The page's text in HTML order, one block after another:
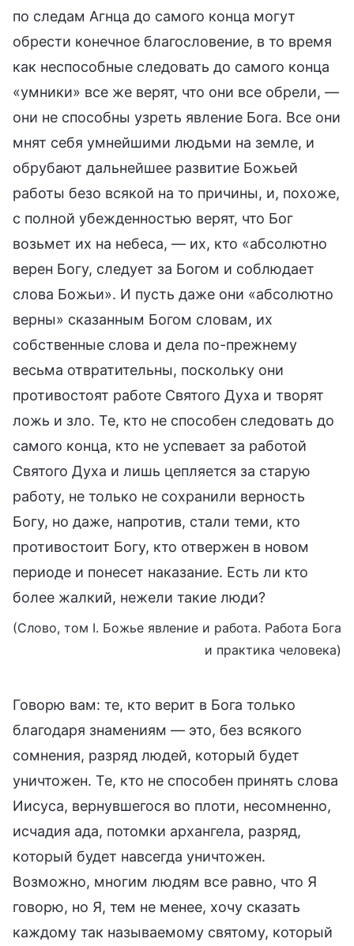
по следам Агнца до самого конца могут
обрести конечное благословение, в то время
как неспособные следовать до самого конца
«умники» все же верят, что они все обрели, —
они не способны узреть явление Бога. Все они
мнят себя умнейшими людьми на земле, и
обрубают дальнейшее развитие Божьей
работы безо всякой на то причины, и, похоже,
с полной убежденностью верят, что Бог
возьмет их на небеса, — их, кто «абсолютно
верен Богу, следует за Богом и соблюдает
слова Божьи». И пусть даже они «абсолютно
верны» сказанным Богом словам, их
собственные слова и дела по-прежнему
весьма отвратительны, поскольку они
противостоят работе Святого Духа и творят
ложь и зло. Те, кто не способен следовать до
самого конца, кто не успевает за работой
Святого Духа и лишь цепляется за старую
работу, не только не сохранили верность
Богу, но даже, напротив, стали теми, кто
противостоит Богу, кто отвержен в новом
периоде и понесет наказание. Есть ли кто
более жалкий, нежели такие люди?
(Слово, том I. Божье явление и работа. Работа Бога
и практика человека)
Говорю вам: те, кто верит в Бога только
благодаря знамениям — это, без всякого
сомнения, разряд людей, который будет
уничтожен. Те, кто не способен принять слова
Иисуса, вернувшегося во плоти, несомненно,
исчадия ада, потомки архангела, разряд,
который будет навсегда уничтожен.
Возможно, многим людям все равно, что Я
говорю, но Я, тем не менее, хочу сказать
каждому так называемому святому, который